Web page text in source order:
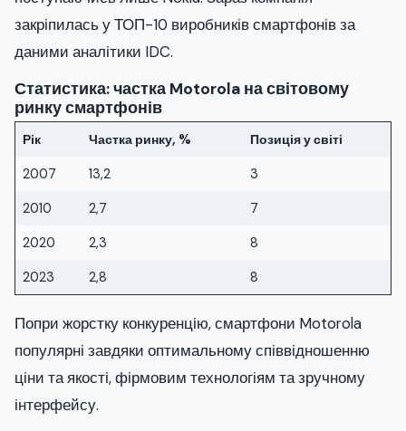
закріпилась у ТОП-10 виробників смартфонів за
даними аналітики IDC.
Статистика: частка Motorola на світовому
ринку смартфонів
Рік Частка ринку, % Позиція у світі
2007 13,2 3
2010 2,7 7
2020 2,3 8
2023 2,8 8
Попри жорстку конкуренцію, смартфони Motorola
популярні завдяки оптимальному співвідношенню
ціни та якості, фірмовим технологіям та зручному
інтерфейсу.